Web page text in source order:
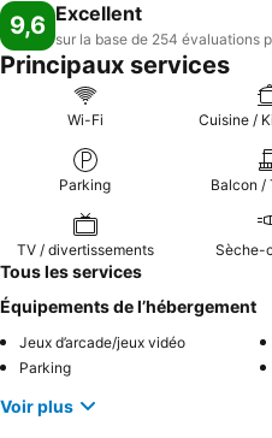
9,6 Excellent
sur la base de 254 évaluations
Principaux services
Wi-Fi Cuisine /
Parking Balcon /
TV / divertissements Sèche-
Tous les services
Équipements de l’hébergement
Jeux d’arcade/jeux vidéo
Parking
Voir plus